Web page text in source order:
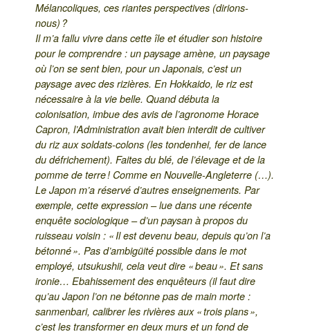
Mélancoliques, ces riantes perspectives (dirions-
nous) ?
Il m’a fallu vivre dans cette île et étudier son histoire
pour le comprendre : un paysage amène, un paysage
où l’on se sent bien, pour un Japonais, c’est un
paysage avec des rizières. En Hokkaido, le riz est
nécessaire à la vie belle. Quand débuta la
colonisation, imbue des avis de l’agronome Horace
Capron, l’Administration avait bien interdit de cultiver
du riz aux soldats-colons (les tondenhei, fer de lance
du défrichement). Faites du blé, de l’élevage et de la
pomme de terre ! Comme en Nouvelle-Angleterre (…).
Le Japon m’a réservé d’autres enseignements. Par
exemple, cette expression – lue dans une récente
enquête sociologique – d’un paysan à propos du
ruisseau voisin : « Il est devenu beau, depuis qu’on l’a
bétonné ». Pas d’ambigüité possible dans le mot
employé, utsukushii, cela veut dire « beau ». Et sans
ironie… Ebahissement des enquêteurs (il faut dire
qu’au Japon l’on ne bétonne pas de main morte :
sanmenbari, calibrer les rivières aux « trois plans »,
c’est les transformer en deux murs et un fond de